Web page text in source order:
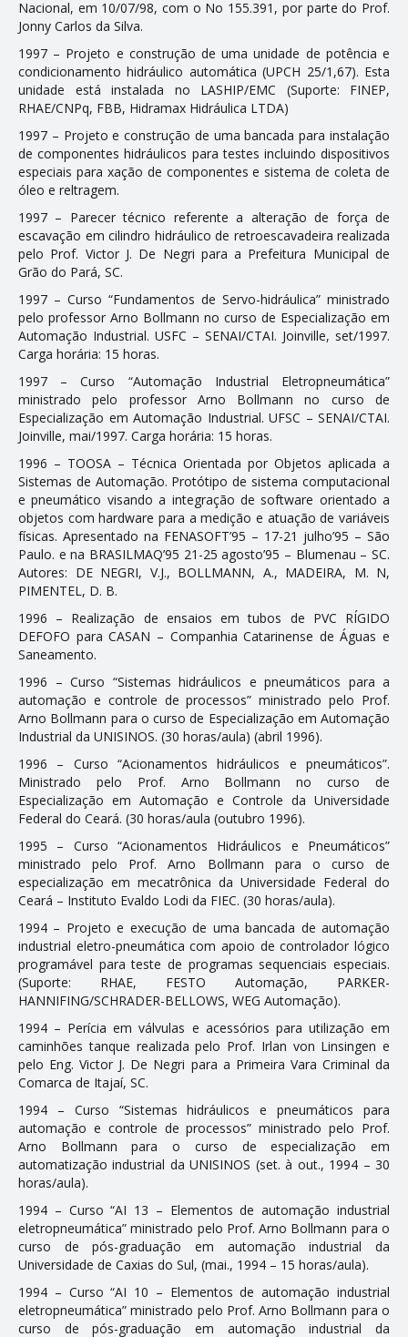
Nacional, em 10/07/98, com o No 155.391, por parte do Prof.
Jonny Carlos da Silva.
1997 – Projeto e construção de uma unidade de potência e
condicionamento hidráulico automática (UPCH 25/1,67). Esta
unidade está instalada no LASHIP/EMC (Suporte: FINEP,
RHAE/CNPq, FBB, Hidramax Hidráulica LTDA)
1997 – Projeto e construção de uma bancada para instalação
de componentes hidráulicos para testes incluindo dispositivos
especiais para fixação de componentes e sistema de coleta de
óleo e refiltragem.
1997 – Parecer técnico referente a alteração de força de
escavação em cilindro hidráulico de retroescavadeira realizada
pelo Prof. Victor J. De Negri para a Prefeitura Municipal de
Grão do Pará, SC.
1997 – Curso “Fundamentos de Servo-hidráulica” ministrado
pelo professor Arno Bollmann no curso de Especialização em
Automação Industrial. USFC – SENAI/CTAI. Joinville, set/1997.
Carga horária: 15 horas.
1997 – Curso “Automação Industrial Eletropneumática”
ministrado pelo professor Arno Bollmann no curso de
Especialização em Automação Industrial. UFSC – SENAI/CTAI.
Joinville, mai/1997. Carga horária: 15 horas.
1996 – TOOSA – Técnica Orientada por Objetos aplicada a
Sistemas de Automação. Protótipo de sistema computacional
e pneumático visando a integração de software orientado a
objetos com hardware para a medição e atuação de variáveis
físicas. Apresentado na FENASOFT’95 – 17-21 julho’95 – São
Paulo. e na BRASILMAQ’95 21-25 agosto’95 – Blumenau – SC.
Autores: DE NEGRI, V.J., BOLLMANN, A., MADEIRA, M. N,
PIMENTEL, D. B.
1996 – Realização de ensaios em tubos de PVC RÍGIDO
DEFOFO para CASAN – Companhia Catarinense de Águas e
Saneamento.
1996 – Curso “Sistemas hidráulicos e pneumáticos para a
automação e controle de processos” ministrado pelo Prof.
Arno Bollmann para o curso de Especialização em Automação
Industrial da UNISINOS. (30 horas/aula) (abril 1996).
1996 – Curso “Acionamentos hidráulicos e pneumáticos”.
Ministrado pelo Prof. Arno Bollmann no curso de
Especialização em Automação e Controle da Universidade
Federal do Ceará. (30 horas/aula (outubro 1996).
1995 – Curso “Acionamentos Hidráulicos e Pneumáticos”
ministrado pelo Prof. Arno Bollmann para o curso de
especialização em mecatrônica da Universidade Federal do
Ceará – Instituto Evaldo Lodi da FIEC. (30 horas/aula).
1994 – Projeto e execução de uma bancada de automação
industrial eletro-pneumática com apoio de controlador lógico
programável para teste de programas sequenciais especiais.
(Suporte: RHAE, FESTO Automação, PARKER-
HANNIFING/SCHRADER-BELLOWS, WEG Automação).
1994 – Perícia em válvulas e acessórios para utilização em
caminhões tanque realizada pelo Prof. Irlan von Linsingen e
pelo Eng. Victor J. De Negri para a Primeira Vara Criminal da
Comarca de Itajaí, SC.
1994 – Curso “Sistemas hidráulicos e pneumáticos para
automação e controle de processos” ministrado pelo Prof.
Arno Bollmann para o curso de especialização em
automatização industrial da UNISINOS (set. à out., 1994 – 30
horas/aula).
1994 – Curso “AI 13 – Elementos de automação industrial
eletropneumática” ministrado pelo Prof. Arno Bollmann para o
curso de pós-graduação em automação industrial da
Universidade de Caxias do Sul, (mai., 1994 – 15 horas/aula).
1994 – Curso “AI 10 – Elementos de automação industrial
eletropneumática” ministrado pelo Prof. Arno Bollmann para o
curso de pós-graduação em automação industrial da